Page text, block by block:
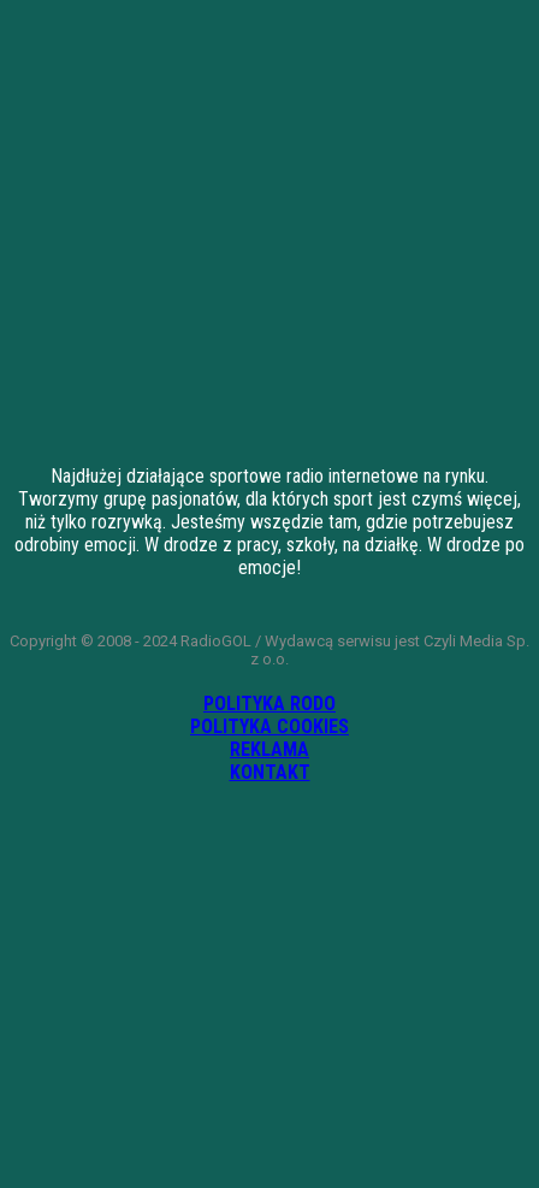
Najdłużej działające sportowe radio internetowe na rynku.
Tworzymy grupę pasjonatów, dla których sport jest czymś więcej,
niż tylko rozrywką. Jesteśmy wszędzie tam, gdzie potrzebujesz
odrobiny emocji. W drodze z pracy, szkoły, na działkę. W drodze po
emocje!
Copyright © 2008 - 2024 RadioGOL / Wydawcą serwisu jest Czyli Media Sp.
z o.o.
POLITYKA RODO
POLITYKA COOKIES
REKLAMA
KONTAKT